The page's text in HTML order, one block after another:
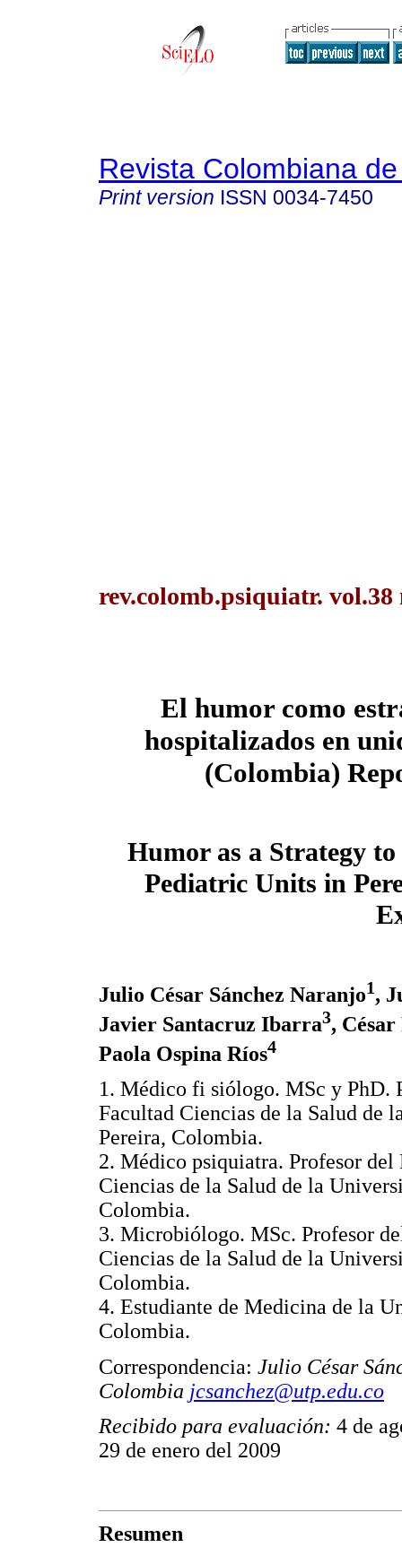
Revista Colombiana
Print version ISSN 0034-7450
rev.colomb.psiquiatr.
El humor como
hospitalizados en
(Colombia)
Humor as a Strategy
Pediatric Units in
Julio César Sánchez Naranjo1,
Javier Santacruz Ibarra3,
Paola Ospina Ríos4
1. Médico fi siólogo. MSc y PhD.
Facultad Ciencias de la Salud de
Pereira, Colombia.
2. Médico psiquiatra. Profesor
Ciencias de la Salud de la
Colombia.
3. Microbiólogo. MSc. Profesor
Ciencias de la Salud de la
Colombia.
4. Estudiante de Medicina de la
Colombia.
Correspondencia: Julio César
Colombia jcsanchez@utp.edu.co
Recibido para evaluación: 4 de
29 de enero del 2009
Resumen